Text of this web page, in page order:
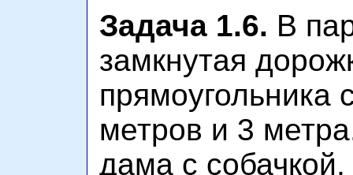
Задача 1.6. В
замкнутая
прямоугольника
метров и 3
дама с